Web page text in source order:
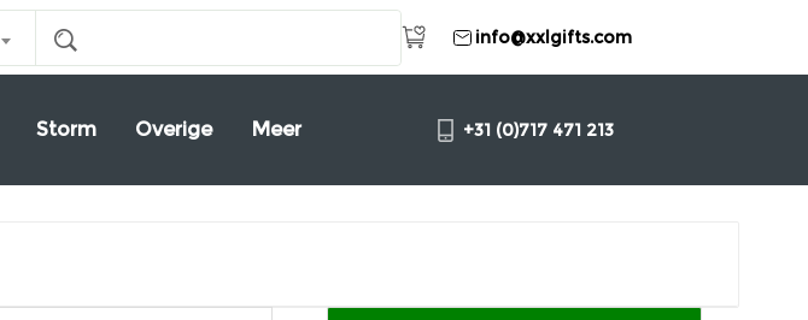
info@xxlgifts.com
Storm Overige Meer +31 (0)717 471 213